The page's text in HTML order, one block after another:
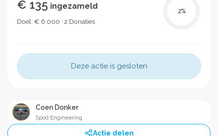
€ 135 ingezameld
Doel: € 6.000 · 2 Donaties
2%
Deze actie is gesloten
Coen Donker
Spod Engineering
Actie delen